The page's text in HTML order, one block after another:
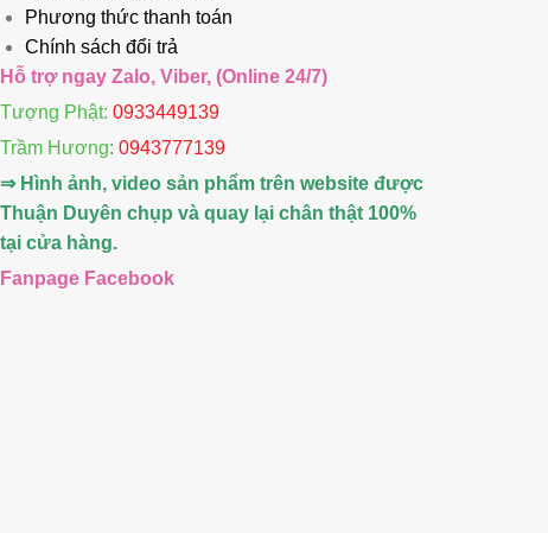
Phương thức thanh toán
Chính sách đổi trả
Hỗ trợ ngay Zalo, Viber, (Online 24/7)
Tượng Phật: 0933449139
Trầm Hương: 0943777139
⇒ Hình ảnh, video sản phẩm trên website được
Thuận Duyên chụp và quay lại chân thật 100%
tại cửa hàng.
Fanpage Facebook